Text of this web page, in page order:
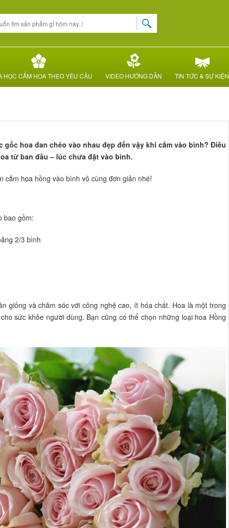
HỌC CẮM HOA THEO YÊU CẦU VIDEO HƯỚNG DẪN TIN TỨC & SỰ KIỆN
gốc hoa đan chéo vào nhau đẹp đến vậy khi cắm vào bình? Điều
từ ban đầu – lúc chưa đặt vào bình.
cắm hoa hồng vào bình vô cùng đơn giản nhé!
bao gồm:
2/3 bình
giống và chăm sóc với công nghệ cao, ít hóa chất. Hoa là một trong
sức khỏe người dùng. Bạn cũng có thể chọn những loại hoa Hồng